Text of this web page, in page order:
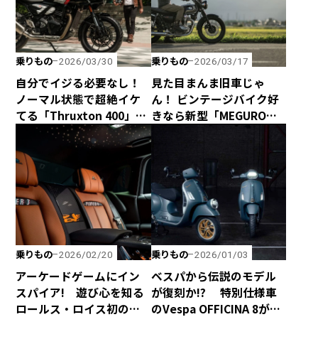
乗りもの 2026/03/30
自分でイジる必要なし！
ノーマル状態で超絶イケ
てる「Thruxton 400」と
「Tracker 400」がトライ
アンフから新登場！
乗りもの 2026/03/17
見た目まんま旧車じゃ
ん！ ビンテージバイク好
きなら新型「MEGURO
K3」が絶対にオススメ！
乗りもの 2026/02/20
アーケードゲームにイン
スパイア! 遊び心を知る
ロールス・ロイス初のビ
乗りもの 2026/01/03
ベスパから伝説のモデル
が復刻か!? 特別仕様車
のVespa OFFICINA 8が誕